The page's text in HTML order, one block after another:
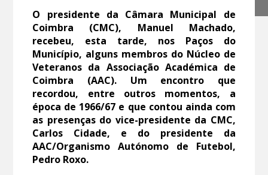
O presidente da Câmara Municipal de
Coimbra (CMC), Manuel Machado,
recebeu, esta tarde, nos Paços do
Município, alguns membros do Núcleo de
Veteranos da Associação Académica de
Coimbra (AAC). Um encontro que
recordou, entre outros momentos, a
época de 1966/67 e que contou ainda com
as presenças do vice-presidente da CMC,
Carlos Cidade, e do presidente da
AAC/Organismo Autónomo de Futebol,
Pedro Roxo.